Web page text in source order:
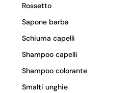
Rossetto
Sapone barba
Schiuma capelli
Shampoo capelli
Shampoo colorante
Smalti unghie